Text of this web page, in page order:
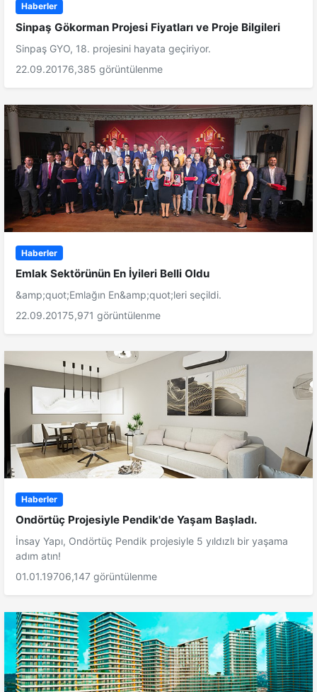
Haberler
Sinpaş Gökorman Projesi Fiyatları ve Proje Bilgileri
Sinpaş GYO, 18. projesini hayata geçiriyor.
22.09.20176,385 görüntülenme
Haberler
Emlak Sektörünün En İyileri Belli Oldu
&amp;quot;Emlağın En&amp;quot;leri seçildi.
22.09.20175,971 görüntülenme
Haberler
Ondörtüç Projesiyle Pendik'de Yaşam Başladı.
İnsay Yapı, Ondörtüç Pendik projesiyle 5 yıldızlı bir yaşama
adım atın!
01.01.19706,147 görüntülenme